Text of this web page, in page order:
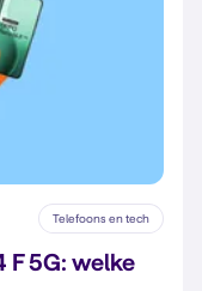
Telefoons en tech
F 5G: welke